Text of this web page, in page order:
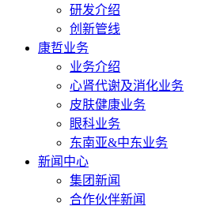
研发介绍
创新管线
康哲业务
业务介绍
心肾代谢及消化业务
皮肤健康业务
眼科业务
东南亚&中东业务
新闻中心
集团新闻
合作伙伴新闻